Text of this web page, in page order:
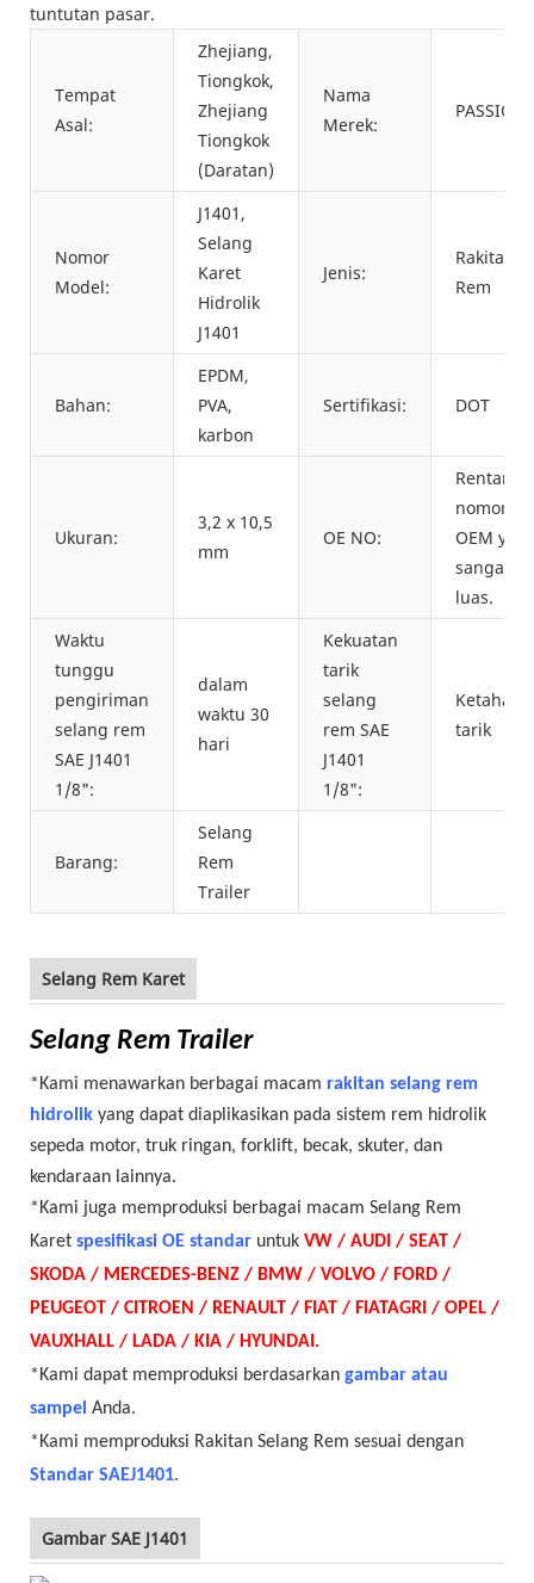
tuntutan pasar.
Tempat
Asal:
Zhejiang,
Tiongkok,
Zhejiang
Tiongkok
(Daratan)
Nama
Merek:
PASSION
Nomor
Model:
J1401,
Selang
Karet
Hidrolik
J1401
Jenis:
Rakitan
Rem
Bahan:
EPDM,
PVA,
karbon
Sertifikasi: DOT
Ukuran:
3,2 x 10,5
mm
OE NO:
Rentang
nomor
OEM
sangat
luas.
Waktu
tunggu
pengiriman
selang rem
SAE J1401
1/8":
dalam
waktu 30
hari
Kekuatan
tarik
selang
rem SAE
J1401
1/8":
tarik
Barang:
Selang
Rem
Trailer
Selang Rem Karet
Selang Rem Trailer
*Kami menawarkan berbagai macam rakitan selang rem
hidrolik yang dapat diaplikasikan pada sistem rem hidrolik
sepeda motor, truk ringan, forklift, becak, skuter, dan
kendaraan lainnya.
*Kami juga memproduksi berbagai macam Selang Rem
Karet spesifikasi OE standar untuk VW / AUDI / SEAT /
SKODA / MERCEDES-BENZ / BMW / VOLVO / FORD /
PEUGEOT / CITROEN / RENAULT / FIAT / FIATAGRI / OPEL /
VAUXHALL / LADA / KIA / HYUNDAI.
*Kami dapat memproduksi berdasarkan gambar atau
sampel Anda.
*Kami memproduksi Rakitan Selang Rem sesuai dengan
Standar SAEJ1401.
Gambar SAE J1401